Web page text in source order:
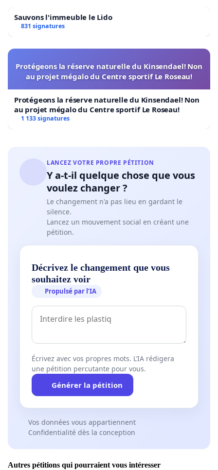
Sauvons l'immeuble le Lido
831 signatures
Protégeons la réserve naturelle du Kinsendael! Non
au projet mégalo du Centre sportif Le Roseau!
Protégeons la réserve naturelle du Kinsendael! Non
au projet mégalo du Centre sportif Le Roseau!
1 133 signatures
LANCEZ VOTRE PROPRE PÉTITION
Y a-t-il quelque chose que vous
voulez changer ?
Le changement n'a pas lieu en gardant le
silence.
Lancez un mouvement social en créant une
pétition.
Décrivez le changement que vous
souhaitez voir
Propulsé par l’IA
Écrivez avec vos propres mots. L’IA rédigera
une pétition percutante pour vous.
Générer la pétition
Vos données vous appartiennent
Confidentialité dès la conception
Autres pétitions qui pourraient vous intéresser